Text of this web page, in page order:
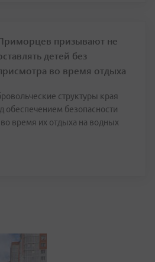
призывают не
детей без
во время отдыха
структуры края
обеспечением безопасности
время их отдыха на водных